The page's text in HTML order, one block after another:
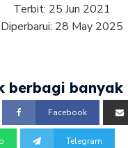
Terbit: 25 Jun 2021
Diperbarui: 28 May 2025
berbagi banyak
Facebook
Telegram